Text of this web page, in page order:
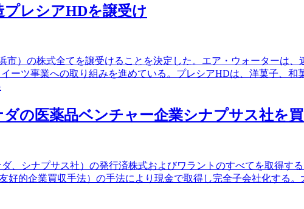
プレシアHDを譲受け
）の株式全てを譲受けることを決定した。エア・ウォーターは
ーツ事業への取り組みを進めている。プレシアHDは、洋菓子、和
の医薬品ベンチャー企業シナプサス社を
ダ、シナプサス社）の発行済株式およびワラントのすべてを取得す
好的企業買収手法）の手法により現金で取得し完全子会社化する